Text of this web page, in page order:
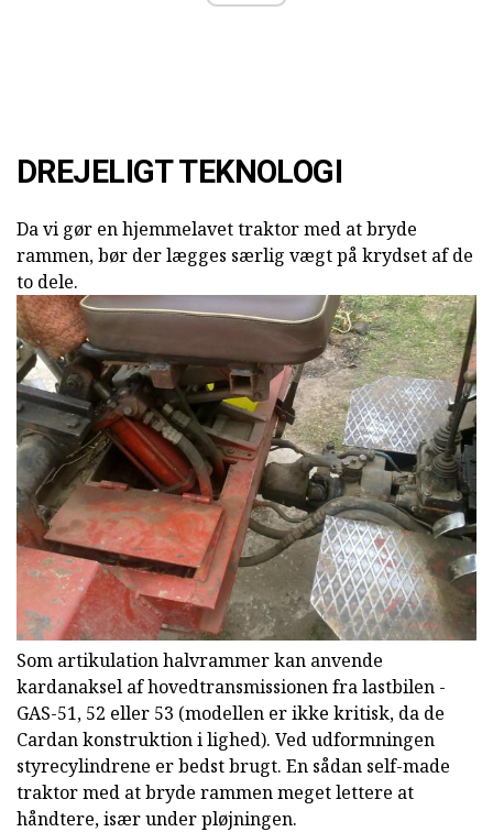
DREJELIGT TEKNOLOGI
Da vi gør en hjemmelavet traktor med at bryde
rammen, bør der lægges særlig vægt på krydset af de
to dele.
Som artikulation halvrammer kan anvende
kardanaksel af hovedtransmissionen fra lastbilen -
GAS-51, 52 eller 53 (modellen er ikke kritisk, da de
Cardan konstruktion i lighed). Ved udformningen
styrecylindrene er bedst brugt. En sådan self-made
traktor med at bryde rammen meget lettere at
håndtere, især under pløjningen.